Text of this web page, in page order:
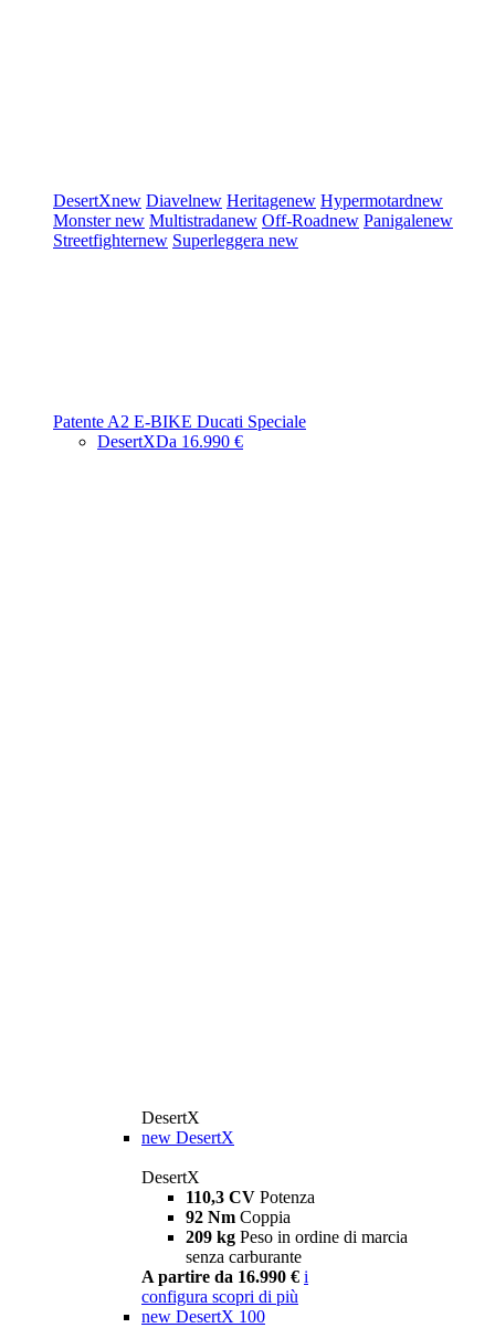
DesertXnew Diavelnew Heritagenew Hypermotardnew
Monsternew Multistradanew Off-Roadnew Panigalenew
Streetfighternew Superleggera new
Patente A2 E-BIKE Ducati Speciale
DesertXDa 16.990 €
DesertX
new DesertX
DesertX
110,3 CV Potenza
92 Nm Coppia
209 kg Peso in ordine di marcia
senza carburante
A partire da 16.990 € i
configura scopri di più
new DesertX 100